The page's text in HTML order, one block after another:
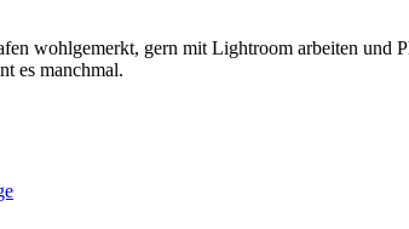
wohlgemerkt, gern mit Lightroom arbeiten und
es manchmal.